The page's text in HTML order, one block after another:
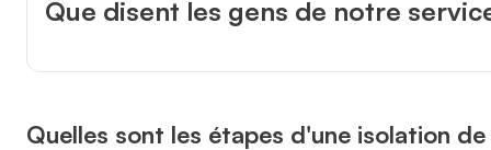
Que disent les gens de notre
Quelles sont les étapes d'une isolation